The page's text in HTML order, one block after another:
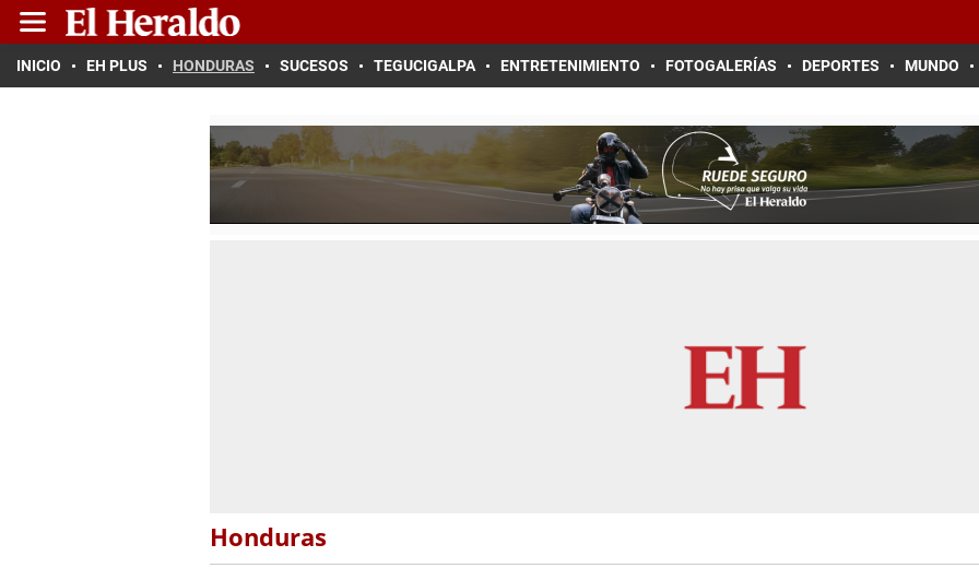
INICIO EH PLUS HONDURAS SUCESOS TEGUCIGALPA ENTRETENIMIENTO FOTOGALERÍAS DEPORTES MUNDO
Honduras